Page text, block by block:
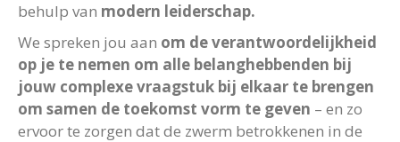
behulp van modern leiderschap.
We spreken jou aan om de verantwoordelijkheid
op je te nemen om alle belanghebbenden bij
jouw complexe vraagstuk bij elkaar te brengen
om samen de toekomst vorm te geven – en zo
ervoor te zorgen dat de zwerm betrokkenen in de